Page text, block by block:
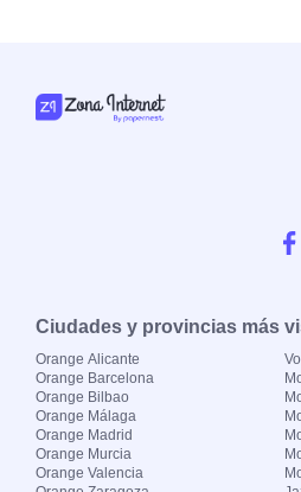
Ciudades y provincias más
Orange Alicante
Orange Barcelona
Orange Bilbao
Orange Málaga
Orange Madrid
Orange Murcia
Orange Valencia